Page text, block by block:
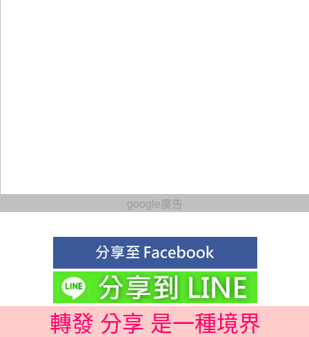
google廣告
轉發 分享 是一種境界